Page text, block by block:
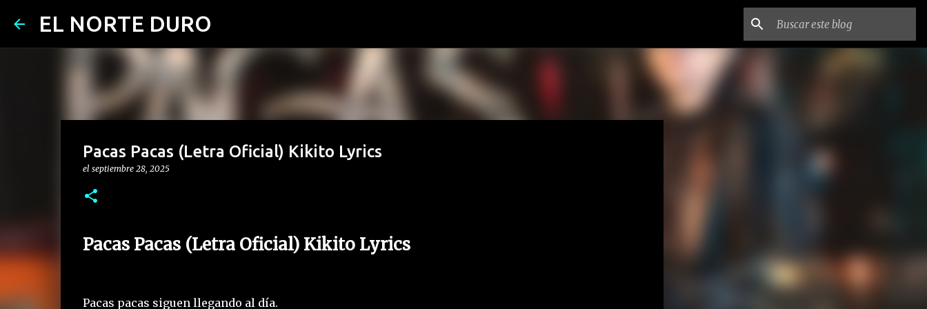
EL NORTE DURO
Pacas Pacas (Letra Oficial) Kikito Lyrics
el septiembre 28, 2025
Pacas Pacas (Letra Oficial) Kikito Lyrics
Pacas pacas siguen llegando al día.